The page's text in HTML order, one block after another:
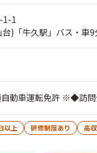
1-1
台)「牛久駅」バス・車9
動車運転免許 ※◆訪問
以上 研修制度あり 高